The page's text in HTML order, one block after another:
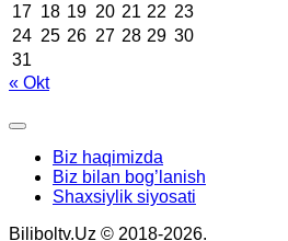
17 18 19 20 21 22 23
24 25 26 27 28 29 30
31
« Okt
Biz haqimizda
Biz bilan bog’lanish
Shaxsiylik siyosati
Biliboltv.Uz © 2018-2026.